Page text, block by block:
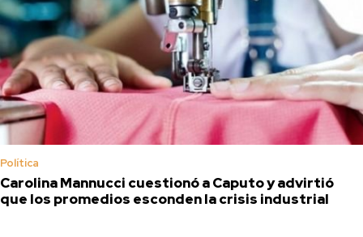
Política
Carolina Mannucci cuestionó a Caputo y advirtió
que los promedios esconden la crisis industrial